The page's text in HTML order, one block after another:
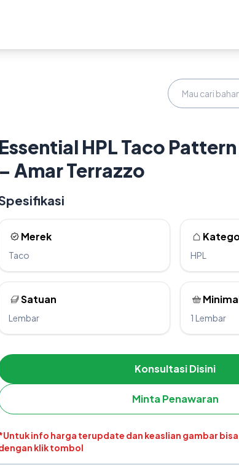
Essential HPL Taco
– Amar Terrazzo
Merek
Taco HPL
Satuan
Lembar 1 Lembar
Konsultasi Disini
Minta Penawaran
info harga terupdate dan keaslian gambar
klik tombol